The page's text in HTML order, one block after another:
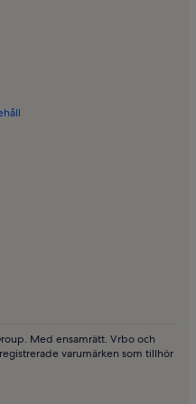
Dorées
Bernard Lyon 1
Med ensamrätt. Vrbo och
varumärken som tillhör